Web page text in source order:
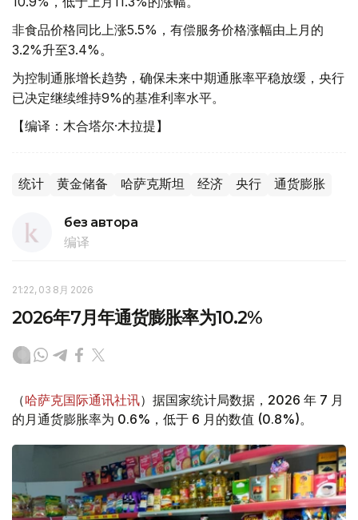
非食品价格同比上涨5.5%，有偿服务价格涨幅由上月的
3.2%升至3.4%。
为控制通胀增长趋势，确保未来中期通胀率平稳放缓，央行
已决定继续维持9%的基准利率水平。
【编译：木合塔尔·木拉提】
统计 黄金储备 哈萨克斯坦 经济 央行 通货膨胀
без автора
编译
21:22, 03 8月 2026
2026年7月年通货膨胀率为10.2%
（哈萨克国际通讯社讯）据国家统计局数据，2026 年 7 月
的月通货膨胀率为 0.6%，低于 6 月的数值 (0.8%)。